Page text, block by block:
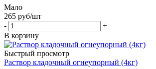
Мало
265 руб/шт
-
+
В корзину
Быстрый просмотр
Раствор кладочный огнеупорный (4кг)